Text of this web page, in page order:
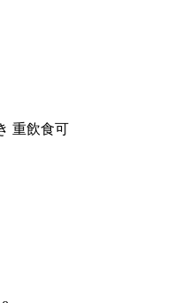
重飲食可